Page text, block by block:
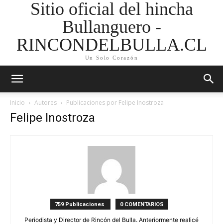
Sitio oficial del hincha
Bullanguero -
RINCONDELBULLA.CL
Un Solo Corazón
Inicio Autores Publicaciones por Felipe Inostroza
Felipe Inostroza
759 Publicaciones 0 COMENTARIOS
Periodista y Director de Rincón del Bulla. Anteriormente realicé